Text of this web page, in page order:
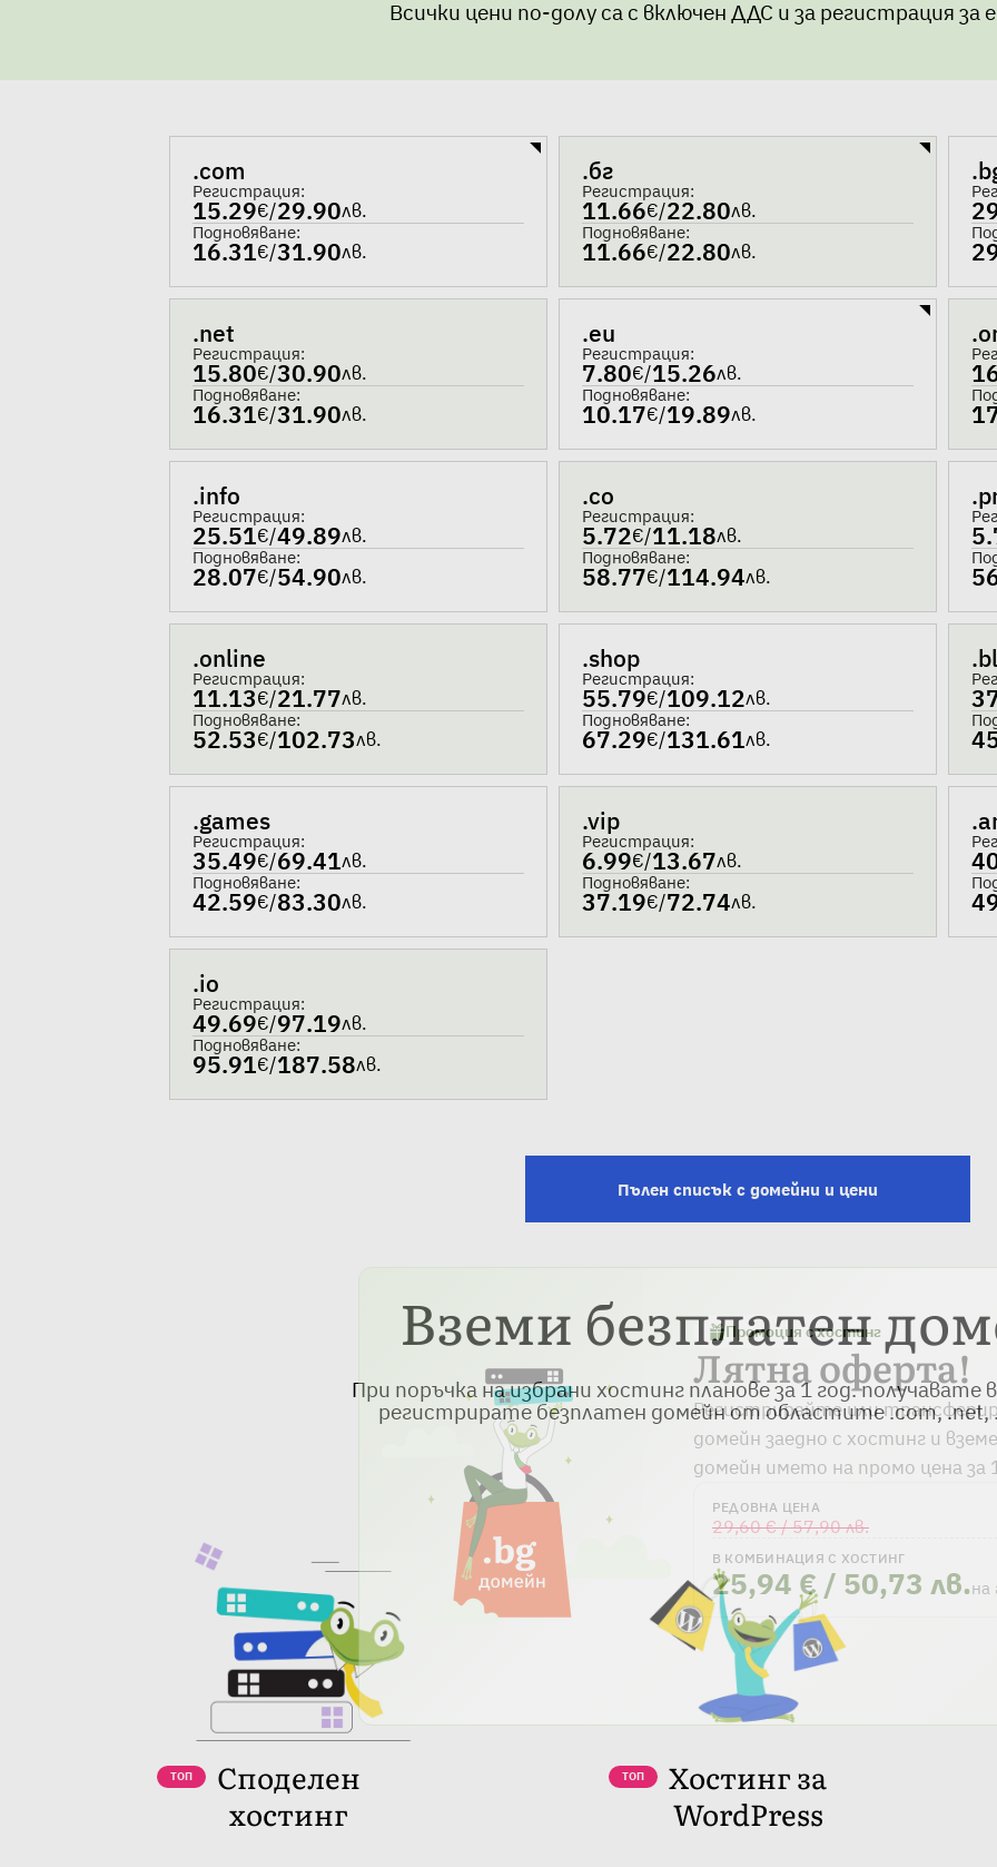
English
Всички цени по-долу са с включен ДДС и за регистрация за
.com
Регистрация:
15.29€/29.90лв.
Подновяване:
16.31€/31.90лв.
.бг
Регистрация:
11.66€/22.80лв.
Подновяване:
11.66€/22.80лв.
.net
Регистрация:
15.80€/30.90лв.
Подновяване:
16.31€/31.90лв.
.eu
Регистрация:
7.80€/15.26лв.
Подновяване:
10.17€/19.89лв.
.info
Регистрация:
25.51€/49.89лв.
Подновяване:
28.07€/54.90лв.
.co
Регистрация:
5.72€/11.18лв.
Подновяване:
58.77€/114.94лв.
.online
Регистрация:
11.13€/21.77лв.
Подновяване:
52.53€/102.73лв.
.shop
Регистрация:
55.79€/109.12лв.
Подновяване:
67.29€/131.61лв.
.games
Регистрация:
35.49€/69.41лв.
Подновяване:
42.59€/83.30лв.
.vip
Регистрация:
6.99€/13.67лв.
Подновяване:
37.19€/72.74лв.
.io
Регистрация:
49.69€/97.19лв.
Подновяване:
95.91€/187.58лв.
Пълен списък с домейни и цени
Вземи безплатен
При поръчка на избрани хостинг планове за 1 год.
регистрирате безплатен домейн от областите .com, .net,
ТОП
Споделен
хостинг
ТОП
Хостинг за
WordPress
Промоция с хостинг
Лятна оферта!
Регистрирайте или
домейн заедно с хостинг и
домейн името на промо цена за
РЕДОВНА ЦЕНА
29,60 € / 57,90 лв.
В КОМБИНАЦИЯ С ХОСТИНГ
25,94 € / 50,73 лв.на
Вижте повече